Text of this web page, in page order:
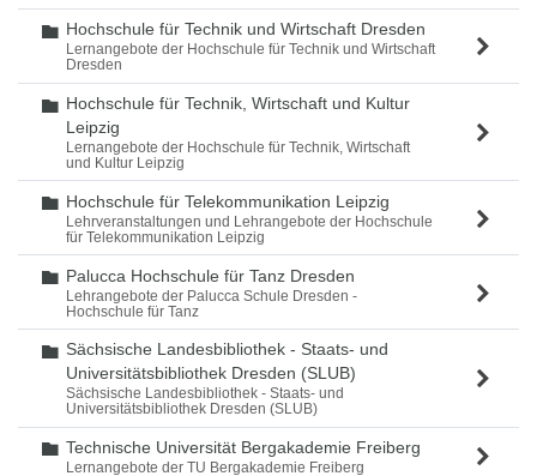
Ordner
Hochschule für Technik und Wirtschaft Dresden
Lernangebote der Hochschule für Technik und Wirtschaft
Dresden
Ordner
Hochschule für Technik, Wirtschaft und Kultur
Leipzig
Lernangebote der Hochschule für Technik, Wirtschaft
und Kultur Leipzig
Ordner
Hochschule für Telekommunikation Leipzig
Lehrveranstaltungen und Lehrangebote der Hochschule
für Telekommunikation Leipzig
Ordner
Palucca Hochschule für Tanz Dresden
Lehrangebote der Palucca Schule Dresden -
Hochschule für Tanz
Ordner
Sächsische Landesbibliothek - Staats- und
Universitätsbibliothek Dresden (SLUB)
Sächsische Landesbibliothek - Staats- und
Universitätsbibliothek Dresden (SLUB)
Ordner
Technische Universität Bergakademie Freiberg
Lernangebote der TU Bergakademie Freiberg